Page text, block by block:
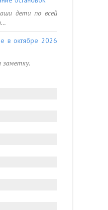
дети по всей
в октябре 2026
заметку.